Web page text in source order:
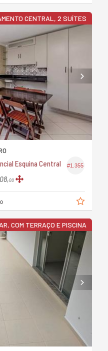
CENTRAL, 2 SUÍTES
#1.355
Esquina Central
00
COM TERRAÇO E PISCINA